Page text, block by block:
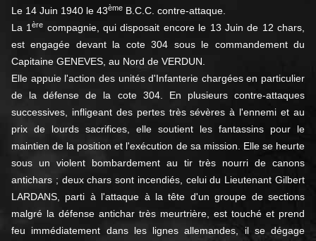
Le 14 Juin 1940 le 43ème B.C.C. contre-attaque.
La 1ère compagnie, qui disposait encore le 13 Juin de 12 chars,
est engagée devant la cote 304 sous le commandement du
Capitaine GENEVES, au Nord de VERDUN.
Elle appuie l'action des unités d'Infanterie chargées en particulier
de la défense de la cote 304. En plusieurs contre-attaques
successives, infligeant des pertes très sévères à l'ennemi et au
prix de lourds sacrifices, elle soutient les fantassins pour le
maintien de la position et l'exécution de sa mission. Elle se heurte
sous un violent bombardement au tir très nourri de canons
antichars ; deux chars sont incendiés, celui du Lieutenant Gilbert
LARDANS, parti à l'attaque à la tête d'un groupe de sections
malgré la défense antichar très meurtrière, est touché et prend
feu immédiatement dans les lignes allemandes, il se dégage